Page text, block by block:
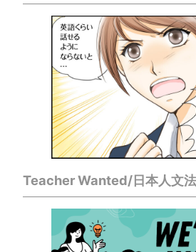
Teacher Wanted/日本人文